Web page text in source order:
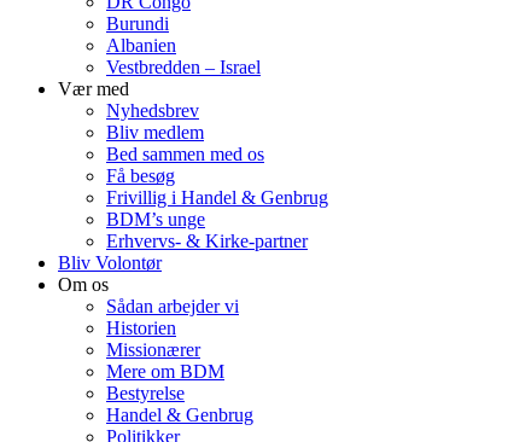
Burundi
Albanien
Vestbredden – Israel
Vær med
Nyhedsbrev
Bliv medlem
Bed sammen med os
Få besøg
Frivillig i Handel & Genbrug
BDM’s unge
Erhvervs- & Kirke-partner
Bliv Volontør
Om os
Sådan arbejder vi
Historien
Missionærer
Mere om BDM
Bestyrelse
Handel & Genbrug
Politikker